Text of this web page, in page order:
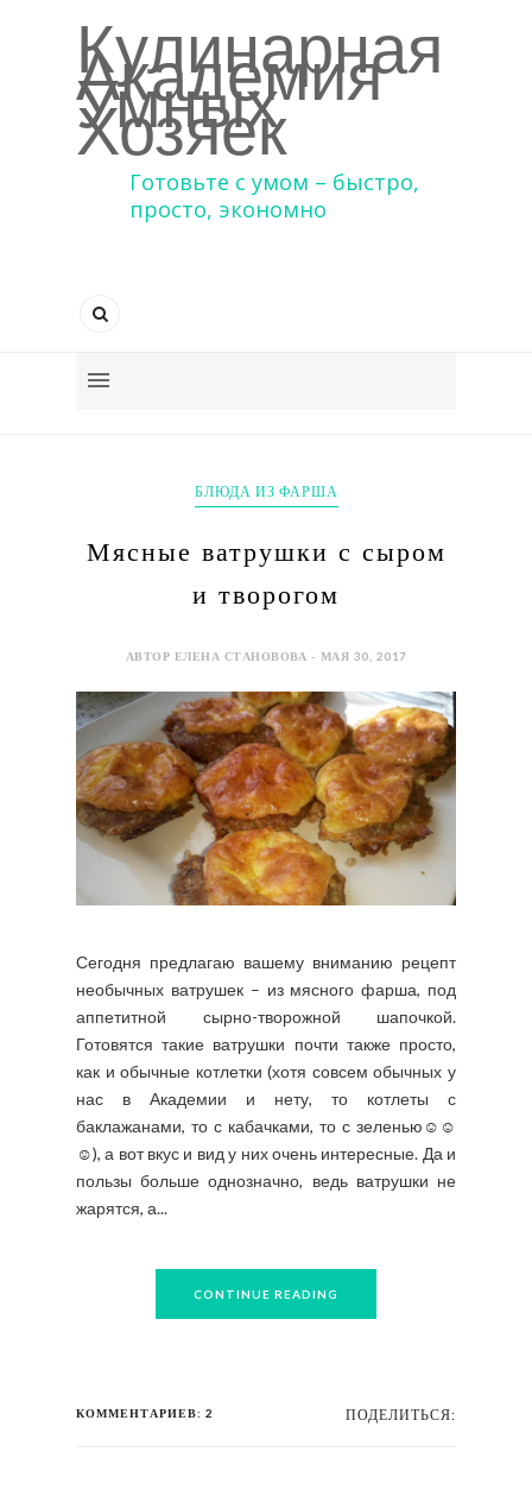
Кулинарная
Академия
Умных
Хозяек
Готовьте с умом – быстро,
просто, экономно
БЛЮДА ИЗ ФАРША
Мясные ватрушки с сыром
и творогом
АВТОР ЕЛЕНА СТАНОВОВА - МАЯ 30, 2017
Сегодня предлагаю вашему вниманию рецепт
необычных ватрушек – из мясного фарша, под
аппетитной сырно-творожной шапочкой.
Готовятся такие ватрушки почти также просто,
как и обычные котлетки (хотя совсем обычных у
нас в Академии и нету, то котлеты с
баклажанами, то с кабачками, то с зеленью☺☺
☺), а вот вкус и вид у них очень интересные. Да и
пользы больше однозначно, ведь ватрушки не
жарятся, а...
CONTINUE READING
КОММЕНТАРИЕВ: 2 ПОДЕЛИТЬСЯ: